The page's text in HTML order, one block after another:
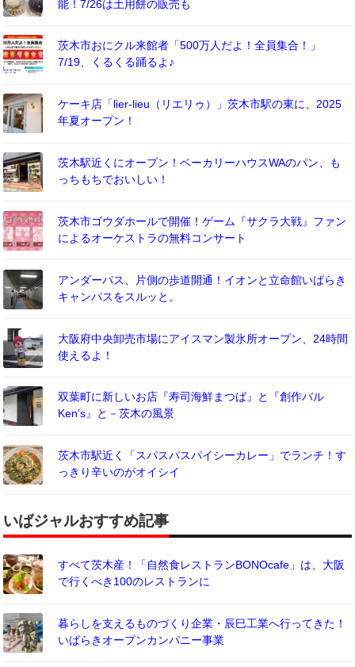
能！7/26は土用餅の販売も
茨木市おにクル来館者「500万人だよ！全員集合！」
7/19、くるくる踊るよ♪
ケーキ店「lier-lieu（リエリゥ）」茨木市駅の東に、2025
年夏オープン！
茨木駅近くにオープン！ベーカリーハウスWAのパン、も
っちもちでおいしい！
茨木市ゴウダホールで開催！ゲーム『サクラ大戦』ファン
によるオーケストラの無料コンサート
アンダーパス、片側の歩道開通！イオンと立命館いばらき
キャンパスをスルッと。
大阪府中央卸売市場にアイスマン製氷所オープン、24時間
使えるよ！
双葉町に新しいお店『寿司海鮮まつば』と『創作バル
Ken’s』と－茨木の風景
茨木市駅近く「スパスパスパイシーカレー」でランチ！す
っきり辛いのがオイシイ
いばジャルおすすめ記事
すべて茨木産！「自然食レストランBONOcafe」は、大阪
で行くべき100のレストランに
暮らしを支えるものづくり企業・辰巳工業へ行ってきた！
いばらきオープンカンパニー事業